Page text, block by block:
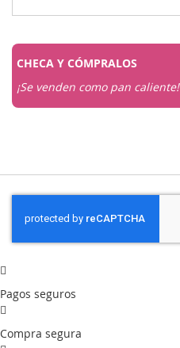
CHECA Y CÓMPRALOS
¡Se venden como pan caliente!
Pagos seguros
Compra segura